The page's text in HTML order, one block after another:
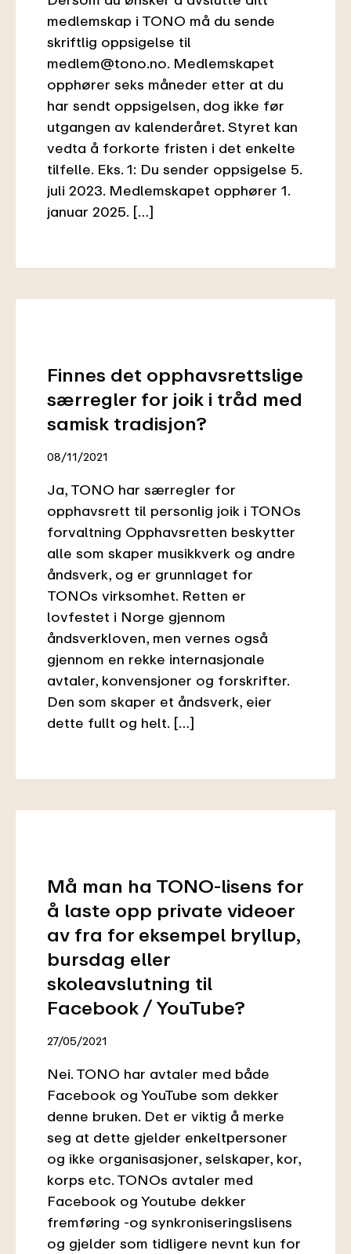
medlemskap i TONO må du sende
skriftlig oppsigelse til
medlem@tono.no. Medlemskapet
opphører seks måneder etter at du
har sendt oppsigelsen, dog ikke før
utgangen av kalenderåret. Styret kan
vedta å forkorte fristen i det enkelte
tilfelle. Eks. 1: Du sender oppsigelse 5.
juli 2023. Medlemskapet opphører 1.
januar 2025. […]
Finnes det opphavsrettslige
særregler for joik i tråd med
samisk tradisjon?
08/11/2021
Ja, TONO har særregler for
opphavsrett til personlig joik i TONOs
forvaltning Opphavsretten beskytter
alle som skaper musikkverk og andre
åndsverk, og er grunnlaget for
TONOs virksomhet. Retten er
lovfestet i Norge gjennom
åndsverkloven, men vernes også
gjennom en rekke internasjonale
avtaler, konvensjoner og forskrifter.
Den som skaper et åndsverk, eier
dette fullt og helt. […]
Må man ha TONO-lisens for
å laste opp private videoer
av fra for eksempel bryllup,
bursdag eller
skoleavslutning til
Facebook / YouTube?
27/05/2021
Nei. TONO har avtaler med både
Facebook og YouTube som dekker
denne bruken. Det er viktig å merke
seg at dette gjelder enkeltpersoner
og ikke organisasjoner, selskaper, kor,
korps etc. TONOs avtaler med
Facebook og Youtube dekker
fremføring -og synkroniseringslisens
og gjelder som tidligere nevnt kun for